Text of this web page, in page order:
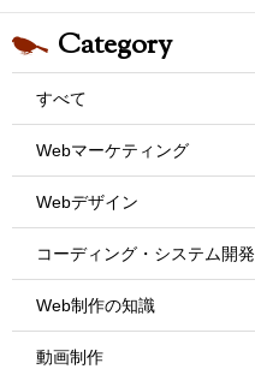
Category
すべて
Webマーケティング
Webデザイン
コーディング・システム開発
Web制作の知識
動画制作